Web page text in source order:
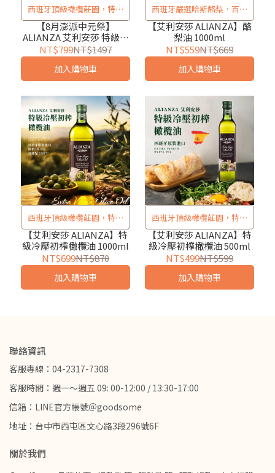
西班牙頂級橄欖莊園，特級
冷壓初榨
【8月澎派中元祭】
ALIANZA 艾利安莎 特級冷
壓初榨橄欖油 500ml*３入
NT$799NT$1497
加入購物車
西班牙嚴選哈斯酪梨，百搭
萬用好油！
【艾利安莎 ALIANZA】酪
梨油 1000ml
NT$559NT$669
加入購物車
西班牙頂級橄欖莊園，特級
冷壓初榨
【艾利安莎 ALIANZA】特
級冷壓初榨橄欖油 1000ml
NT$699NT$870
加入購物車
西班牙頂級橄欖莊園，特級
冷壓初榨
【艾利安莎 ALIANZA】特
級冷壓初榨橄欖油 500ml
NT$499NT$599
加入購物車
聯絡資訊
客服專線：04-2317-7308
客服時間：週一～週五 09: 00-12:00 / 13:30-17:00
信箱：LINE官方帳號＠goodsome
地址：台中市西屯區文心路3段296號6F
關於我們